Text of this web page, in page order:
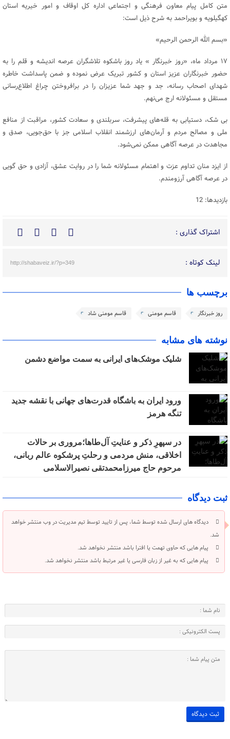
متن کامل پیام معاون فرهنگی و اجتماعی اداره کل اوقاف و امور خیریه استان
کهگیلویه و بویراحمد به شرح ذیل است:
«بسم الله الرحمن الرحیم»
۱۷ مرداد ماه، «روز خبرنگار » یاد روز باشکوه تلاشگران عرصه اندیشه و قلم را به
حضور خبرنگاران عزیز استان و کشور تبریک عرض نموده و ضمن پاسداشت خاطره
شهدای اصحاب رسانه، جد و جهد شما عزیزان را در برافروختن چراغ اطلاع‌رسانی
مستقل و مسئولانه ارج می‌نهم.
بی شک، دستیابی به قله‌های پیشرفت، سربلندی و سعادت کشور، مراقبت از منافع
ملی و مصالح مردم و آرمان‌های ارزشمند انقلاب اسلامی جز با حق‌جویی، صدق و
مجاهدت در عرصه آگاهی ممکن نمی‌شود.
از ایزد منان تداوم عزت و اهتمام مسئولانه شما را در روایت عشق، آزادی و حق گویی
در عرصه آگاهی آرزومندم.
بازدیدها: 12
اشتراک گذاری :
لینک کوتاه : http://shabaveiz.ir/?p=349
برچسب ها
روز خبرنگار قاسم مومنی قاسم مومنی شاد
نوشته های مشابه
شلیک موشک‌های ایرانی به سمت مواضع دشمن
ورود ایران به باشگاه قدرت‌های جهانی با نقشه جدید
تنگه هرمز
در سپهرِ ذکر و عنایتِ آل‌طاها؛مروری بر حالات
اخلاقی، منش مردمی و رحلتِ پرشکوه عالم ربانی،
مرحوم حاج میرزامحمدتقی نصیرالاسلامی
ثبت دیدگاه
دیدگاه های ارسال شده توسط شما، پس از تایید توسط تیم مدیریت در وب منتشر خواهد
شد.
پیام هایی که حاوی تهمت یا افترا باشد منتشر نخواهد شد.
پیام هایی که به غیر از زبان فارسی یا غیر مرتبط باشد منتشر نخواهد شد.